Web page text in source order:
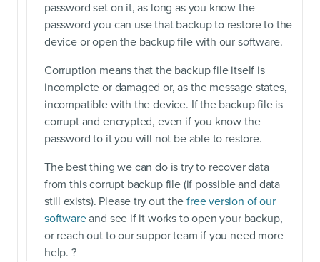
password set on it, as long as you know the
password you can use that backup to restore to the
device or open the backup file with our software.
Corruption means that the backup file itself is
incomplete or damaged or, as the message states,
incompatible with the device. If the backup file is
corrupt and encrypted, even if you know the
password to it you will not be able to restore.
The best thing we can do is try to recover data
from this corrupt backup file (if possible and data
still exists). Please try out thefree version of our
softwareand see if it works to open your backup,
or reach out to our suppor team if you need more
help. ?